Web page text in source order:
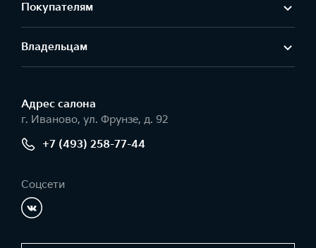
Покупателям
Владельцам
Адрес салонa
г. Иваново, ул. Фрунзе, д. 92
+7 (493) 258-77-44
Соцсети